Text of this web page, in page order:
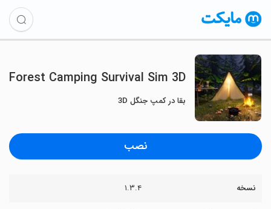
Forest Camping Survival Sim 3D
بقا در کمپ جنگل 3D
نصب
نسخه ۱.۳.۴